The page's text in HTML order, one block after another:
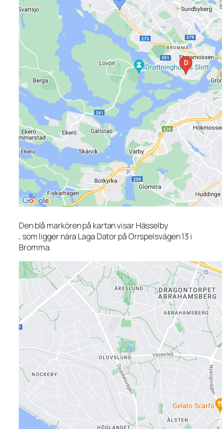
Den blå markören på kartan visar Hässelby
, som ligger nära Laga Dator på Orrspelsvägen 13 i
Bromma.